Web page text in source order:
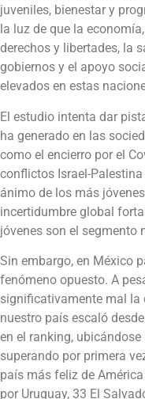
juveniles, bienestar y
la luz de que la
derechos y libertades, la
gobiernos y el apoyo
elevados en estas
El estudio intenta dar
ha generado en las
como el encierro por el
conflictos Israel-
ánimo de los más
incertidumbre global
jóvenes son el segmento
Sin embargo, en México
fenómeno opuesto. A
significativamente mal la
nuestro país escaló
en el ranking,
superando por primera
país más feliz de
por Uruguay, 33 El